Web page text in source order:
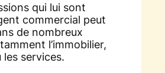
qui lui sont
commercial peut
de nombreux
l’immobilier,
les services.